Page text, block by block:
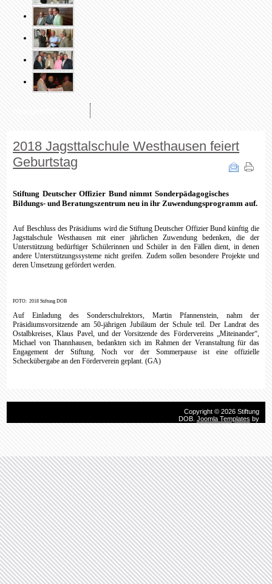
2018 Jagsttalschule Westhausen feiert
Geburtstag
Stiftung Deutscher Offizier Bund nimmt Sonderpädagogisches
Bildungs- und Beratungszentrum neu in ihr Zuwendungsprogramm auf.
Auf Beschluss des Präsidiums wird die Stiftung Deutscher Offizier Bund künftig die
Jagsttalschule Westhausen mit einer jährlichen Zuwendung bedenken, die der
Unterstützung bedürftiger Schülerinnen und Schüler in den Fällen dient, in denen
andere Unterstützungssysteme nicht greifen. Zudem sollen besondere Projekte und
deren Umsetzung gefördert werden.
FOTO: 2018 Stiftung DOB
Auf Einladung des Sonderschulrektors, Martin Pfannenstein, nahm der
Präsidiumsvorsitzende am 50-jährigen Jubiläum der Schule teil. Der Landrat des
Ostalbkreises, Klaus Pavel, und der Vorsitzende des Fördervereins „Miteinander“,
Michael von Thannhausen, bedankten sich im Rahmen der Veranstaltung für das
Engagement der Stiftung. Noch vor der Sommerpause ist eine offizielle
Scheckübergabe an den Förderverein geplant. (GA)
Copyright © 2026 Stiftung
DOB.
Joomla Templates by
HotThemes.